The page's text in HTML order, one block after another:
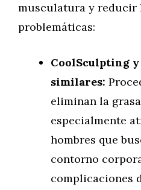
musculatura y reducir
problemáticas:
CoolSculpting
similares:
eliminan la
especialmente
hombres que
contorno
complicaciones